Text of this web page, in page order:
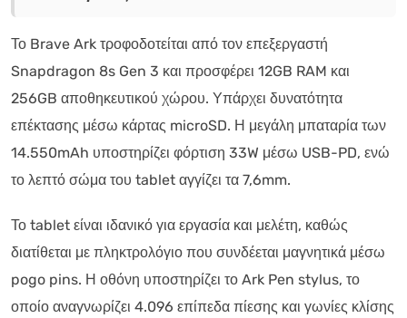
Το Brave Ark τροφοδοτείται από τον επεξεργαστή
Snapdragon 8s Gen 3 και προσφέρει 12GB RAM και
256GB αποθηκευτικού χώρου. Υπάρχει δυνατότητα
επέκτασης μέσω κάρτας microSD. Η μεγάλη μπαταρία των
14.550mAh υποστηρίζει φόρτιση 33W μέσω USB-PD, ενώ
το λεπτό σώμα του tablet αγγίζει τα 7,6mm.
Το tablet είναι ιδανικό για εργασία και μελέτη, καθώς
διατίθεται με πληκτρολόγιο που συνδέεται μαγνητικά μέσω
pogo pins. Η οθόνη υποστηρίζει το Ark Pen stylus, το
οποίο αναγνωρίζει 4.096 επίπεδα πίεσης και γωνίες κλίσης